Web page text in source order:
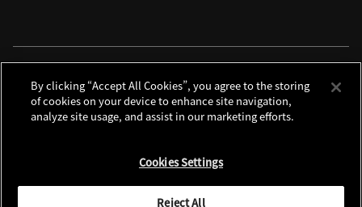
ソーシャルメディアアカウント
個人情報保護について
By clicking “Accept All Cookies”, you agree to the storing
of cookies on your device to enhance site navigation,
analyze site usage, and assist in our marketing efforts.
Cookies Settings
Reject All